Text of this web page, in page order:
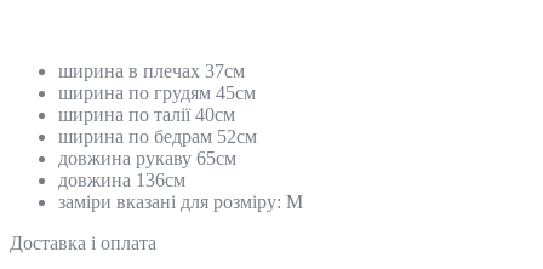
ширина в плечах 37см
ширина по грудям 45см
ширина по талії 40см
ширина по бедрам 52см
довжина рукаву 65см
довжина 136см
заміри вказані для розміру: М
Доставка і оплата